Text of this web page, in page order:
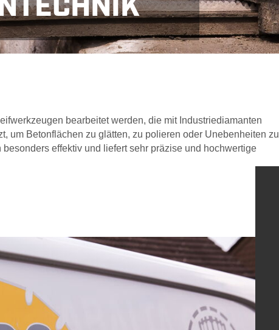
Fugenschneiden
Industrieabbruch
bearbeitet werden, die mit Industriediamanten
um Betonflächen zu glätten, zu polieren oder Unebenheiten zu
effektiv und liefert sehr präzise und hochwertige